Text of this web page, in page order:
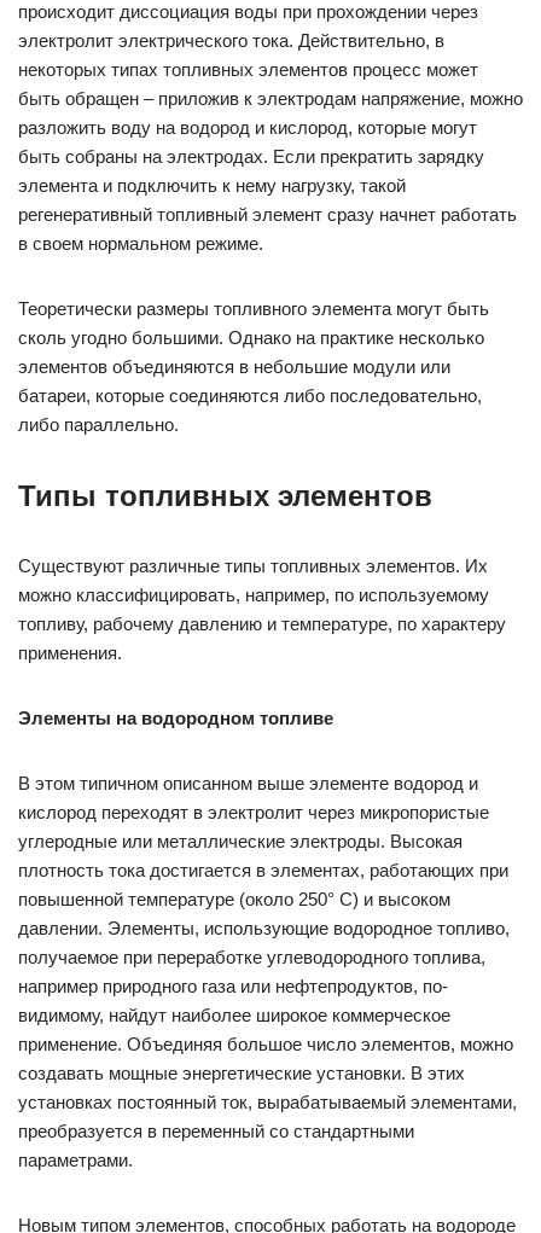
происходит диссоциация воды при прохождении через
электролит электрического тока. Действительно, в
некоторых типах топливных элементов процесс может
быть обращен – приложив к электродам напряжение, можно
разложить воду на водород и кислород, которые могут
быть собраны на электродах. Если прекратить зарядку
элемента и подключить к нему нагрузку, такой
регенеративный топливный элемент сразу начнет работать
в своем нормальном режиме.
Теоретически размеры топливного элемента могут быть
сколь угодно большими. Однако на практике несколько
элементов объединяются в небольшие модули или
батареи, которые соединяются либо последовательно,
либо параллельно.
Типы топливных элементов
Существуют различные типы топливных элементов. Их
можно классифицировать, например, по используемому
топливу, рабочему давлению и температуре, по характеру
применения.
Элементы на водородном топливе
В этом типичном описанном выше элементе водород и
кислород переходят в электролит через микропористые
углеродные или металлические электроды. Высокая
плотность тока достигается в элементах, работающих при
повышенной температуре (около 250° С) и высоком
давлении. Элементы, использующие водородное топливо,
получаемое при переработке углеводородного топлива,
например природного газа или нефтепродуктов, по-
видимому, найдут наиболее широкое коммерческое
применение. Объединяя большое число элементов, можно
создавать мощные энергетические установки. В этих
установках постоянный ток, вырабатываемый элементами,
преобразуется в переменный со стандартными
параметрами.
Новым типом элементов, способных работать на водороде